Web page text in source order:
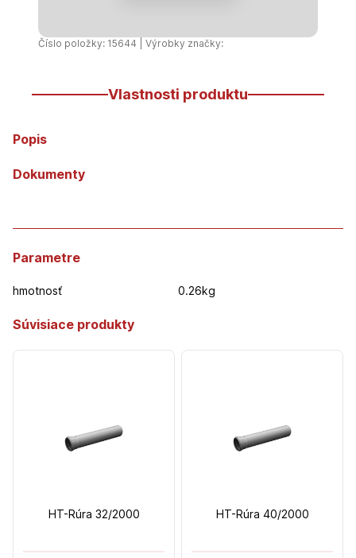
Číslo položky: 15644 | Výrobky značky:
Vlastnosti produktu
Popis
Dokumenty
Parametre
hmotnosť 0.26kg
Súvisiace produkty
HT-Rúra 32/2000 HT-Rúra 40/2000